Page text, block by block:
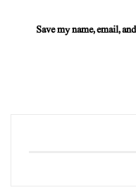
Save my name, email,